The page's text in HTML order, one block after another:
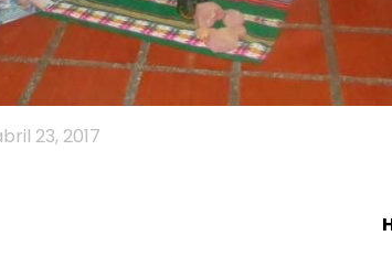
23, 2017